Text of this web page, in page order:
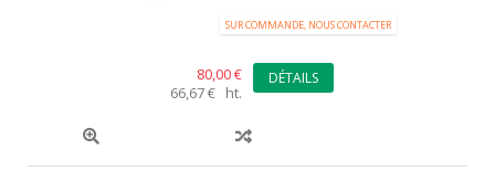
SUR COMMANDE, NOUS CONTACTER
80,00 €
66,67 € ht.
DÉTAILS